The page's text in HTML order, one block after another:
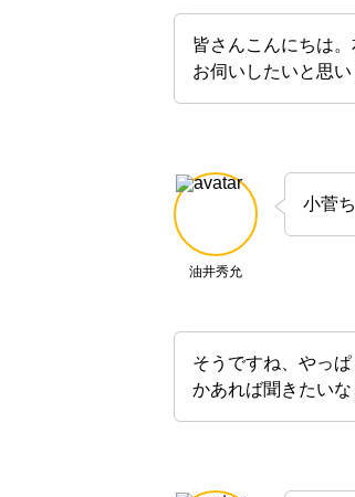
皆さんこんにちは
お伺いしたいと思い
油井秀允
小菅
そうですね、やっぱ
かあれば聞きたいな